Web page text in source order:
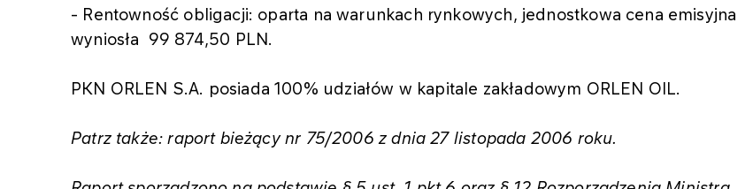
- Rentowność obligacji: oparta na warunkach rynkowych, jednostkowa cena emisyjna
wyniosła 99 874,50 PLN.
PKN ORLEN S.A. posiada 100% udziałów w kapitale zakładowym ORLEN OIL.
Patrz także: raport bieżący nr 75/2006 z dnia 27 listopada 2006 roku.